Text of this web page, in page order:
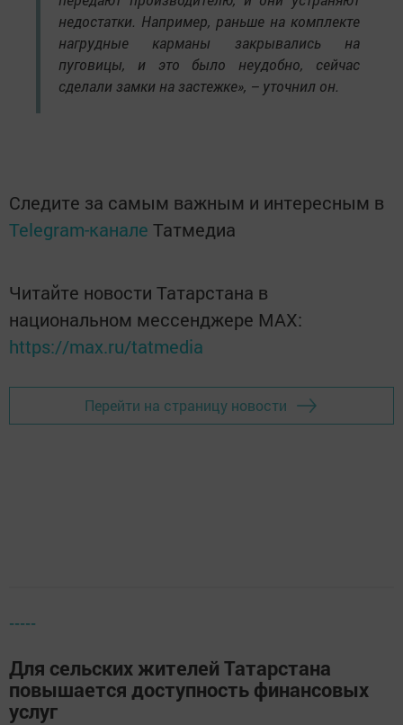
недостатки. Например, раньше на комплекте
нагрудные карманы закрывались на
пуговицы, и это было неудобно, сейчас
сделали замки на застежке», – уточнил он.
Следите за самым важным и интересным в
Telegram-канале Татмедиа
Читайте новости Татарстана в
национальном мессенджере MАХ:
https://max.ru/tatmedia
Перейти на страницу новости
-----
Для сельских жителей Татарстана
повышается доступность финансовых
услуг